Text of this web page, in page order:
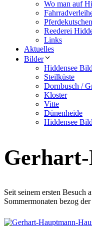
Wo man auf
Reederei
Links
Aktuelles
Bilder
Hiddensee
Steilküste
Dornbusch /
Kloster
Vitte
Dünenheide
Hiddensee
Seit seinem ersten Besuch
Sommermonaten bezog